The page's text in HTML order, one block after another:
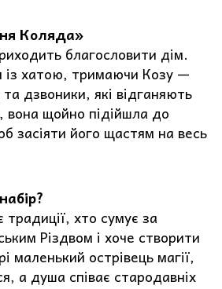
Коляда»
благословити дім.
із хатою, тримаючи Козу —
дзвоники, які відганяють
вона щойно підійшла до
засіяти його щастям на весь
хто сумує за
Різдвом і хоче створити
маленький острівець магії,
а душа співає стародавніх